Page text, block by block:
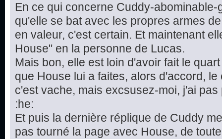
En ce qui concerne Cuddy-
qu'elle se bat avec les propres armes
en valeur, c'est certain. Et maintenant
House" en la personne de Lucas.
Mais bon, elle est loin d'avoir fait le
que House lui a faites, alors d'accord,
c'est vache, mais excsusez-moi, j'ai
:he:
Et puis la dernière réplique de Cuddy
pas tourné la page avec House, de